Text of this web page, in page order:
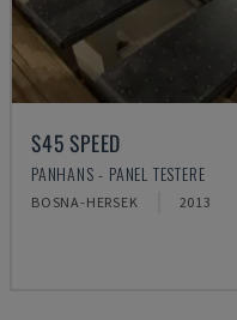
S45 SPEED
PANHANS - PANEL TESTERE
BOSNA-HERSEK 2013